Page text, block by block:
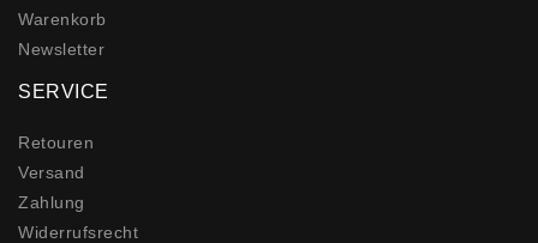
Warenkorb
Newsletter
SERVICE
Retouren
Versand
Zahlung
Widerrufs­recht